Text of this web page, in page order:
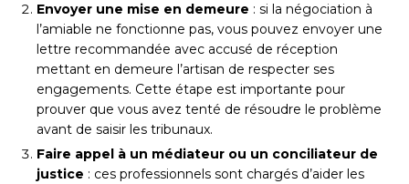
Envoyer une mise en demeure : si la négociation à
l’amiable ne fonctionne pas, vous pouvez envoyer une
lettre recommandée avec accusé de réception
mettant en demeure l’artisan de respecter ses
engagements. Cette étape est importante pour
prouver que vous avez tenté de résoudre le problème
avant de saisir les tribunaux.
Faire appel à un médiateur ou un conciliateur de
justice : ces professionnels sont chargés d’aider les